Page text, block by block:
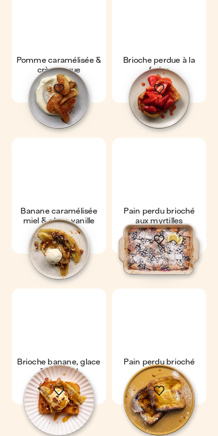
Pomme caramélisée &
crème crue
Brioche perdue à la
fraise
Banane caramélisée
miel & glace vanille
Pain perdu brioché
aux myrtilles
Brioche banane, glace
& caramel
Pain perdu brioché